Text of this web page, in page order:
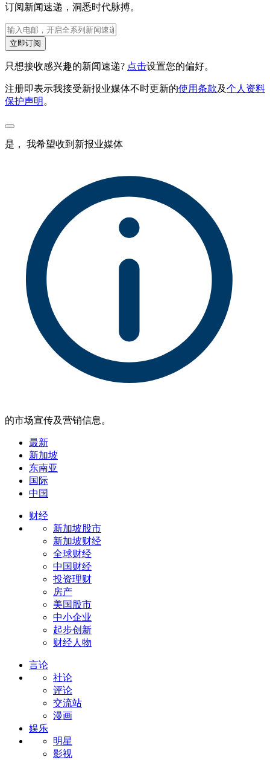
订阅新闻速递，洞悉时代脉搏。
立即订阅
只想接收感兴趣的新闻速递? 点击设置您的偏好。
注册即表示我接受新报业媒体不时更新的使用条款及个人资料
保护声明 。
是， 我希望收到新报业媒体
的市场宣传及营销信息。
最新
新加坡
东南亚
国际
中国
财经
新加坡股市
新加坡财经
全球财经
中国财经
投资理财
房产
美国股市
中小企业
起步创新
财经人物
言论
社论
评论
交流站
漫画
娱乐
明星
影视